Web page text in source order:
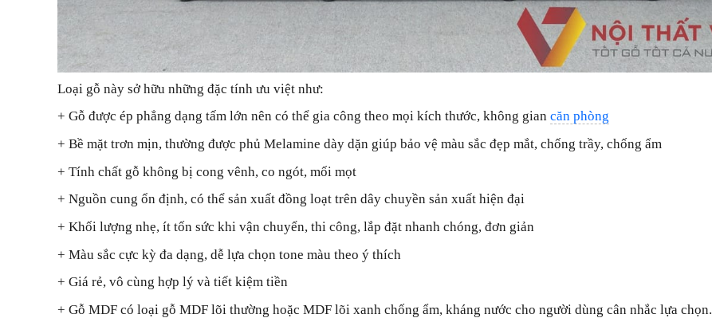
Loại gỗ này sở hữu những đặc tính ưu việt như:
+ Gỗ được ép phẳng dạng tấm lớn nên có thể gia công theo mọi kích thước, không gian căn phòng
+ Bề mặt trơn mịn, thường được phủ Melamine dày dặn giúp bảo vệ màu sắc đẹp mắt, chống trầy, chống ẩm
+ Tính chất gỗ không bị cong vênh, co ngót, mối mọt
+ Nguồn cung ổn định, có thể sản xuất đồng loạt trên dây chuyền sản xuất hiện đại
+ Khối lượng nhẹ, ít tốn sức khi vận chuyển, thi công, lắp đặt nhanh chóng, đơn giản
+ Màu sắc cực kỳ đa dạng, dễ lựa chọn tone màu theo ý thích
+ Giá rẻ, vô cùng hợp lý và tiết kiệm tiền
+ Gỗ MDF có loại gỗ MDF lõi thường hoặc MDF lõi xanh chống ẩm, kháng nước cho người dùng cân nhắc lựa chọn.